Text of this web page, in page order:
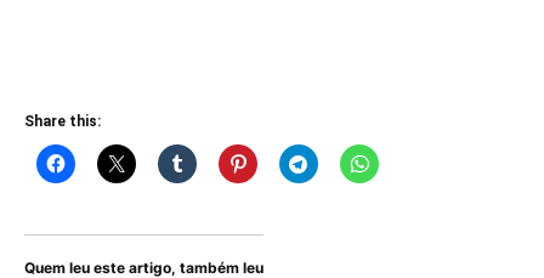
Share this:
Quem leu este artigo, também leu